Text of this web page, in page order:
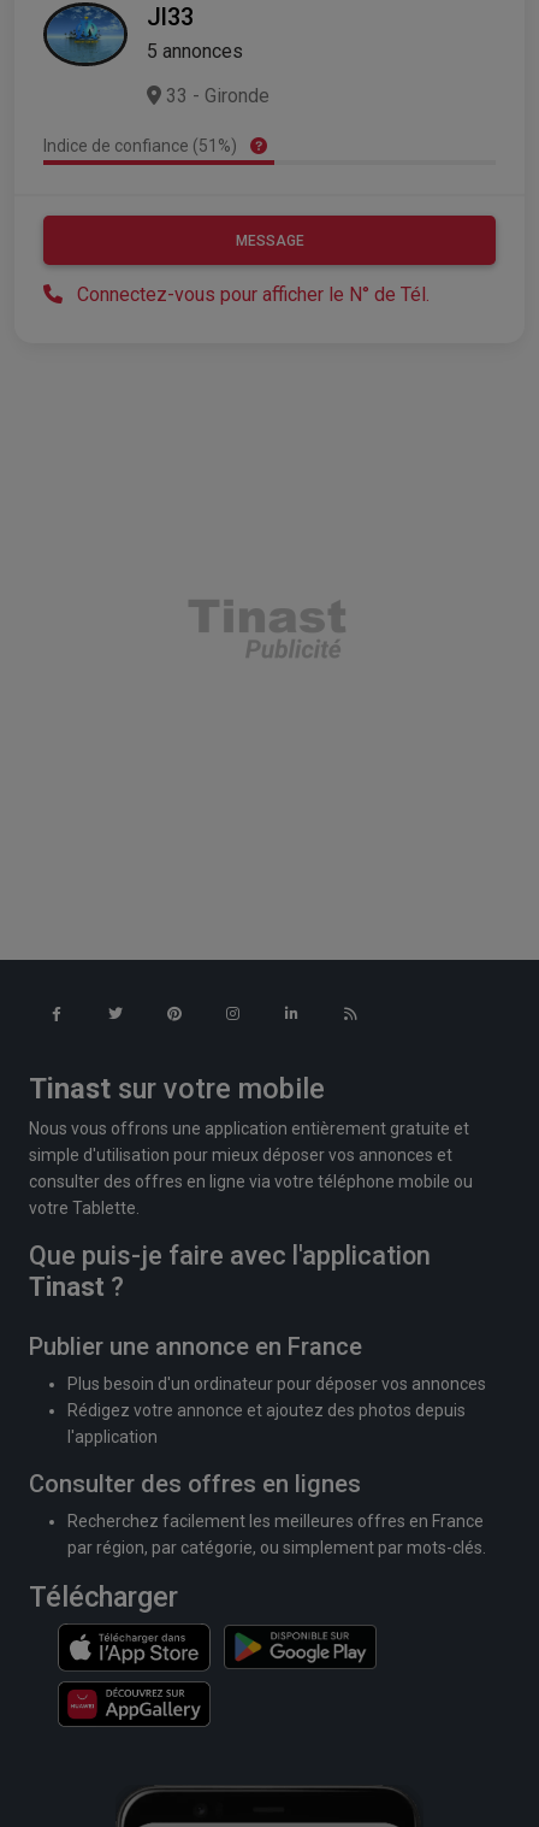
Jl33
5 annonces
33 - Gironde
Indice de confiance (51%)
MESSAGE
Connectez-vous pour afficher le N° de Tél.
Tinast sur votre mobile
Nous vous offrons une application entièrement gratuite et
simple d'utilisation pour mieux déposer vos annonces et
consulter des offres en ligne via votre téléphone mobile ou
votre Tablette.
Que puis-je faire avec l'application
Tinast ?
Publier une annonce en France
Plus besoin d'un ordinateur pour déposer vos annonces
Rédigez votre annonce et ajoutez des photos depuis
l'application
Consulter des offres en lignes
Recherchez facilement les meilleures offres en France
par région, par catégorie, ou simplement par mots-clés.
Télécharger